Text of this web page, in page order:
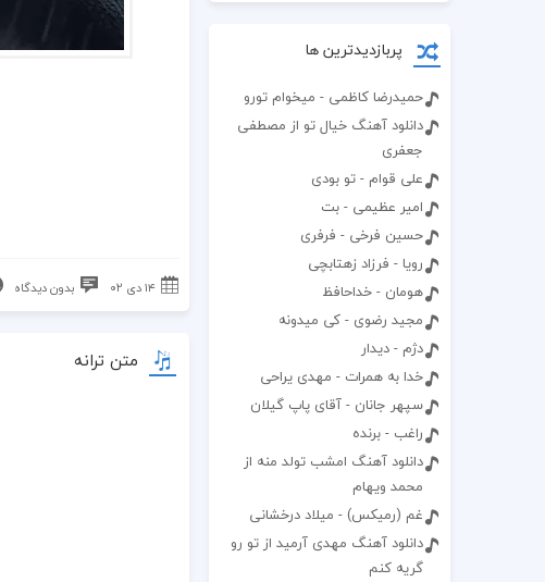
پربازدیدترین ها
حمیدرضا کاظمی - میخوام تورو
دانلود آهنگ خیال تو از مصطفی
جعفری
علی قوام - تو بودی
امیر عظیمی - بت
حسین فرخی - فرفری
رویا - فرزاد زهتابچی
هومان - خداحافظ
مجید رضوی - کی میدونه
دژم - دیدار
خدا به همرات - مهدی یراحی
سپهر جانان - آقای پاپ گیلان
راغب - برنده
دانلود آهنگ امشب تولد منه از
محمد ویهام
غم (رمیکس) - میلاد درخشانی
دانلود آهنگ مهدی آرمید از تو رو
گریه کنم
۱۴ دی ۰۲ بدون دیدگاه
متن ترانه